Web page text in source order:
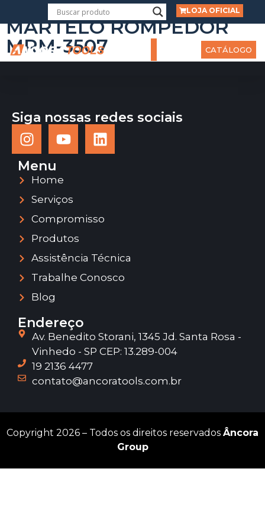
LOJA OFICIAL
CATÁLOGO
MARTELO ROMPEDOR
MRM-3507
Siga nossas redes sociais
Menu
Home
Serviços
Compromisso
Produtos
Assistência Técnica
Trabalhe Conosco
Blog
Endereço
Av. Benedito Storani, 1345 Jd. Santa Rosa -
Vinhedo - SP CEP: 13.289-004
19 2136 4477
contato@ancoratools.com.br
Copyright 2026 – Todos os direitos reservados Âncora
Group